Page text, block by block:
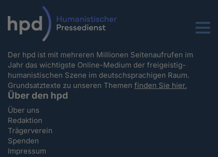
Menu
Der hpd ist mit mehreren Millionen Seitenaufrufen im
Jahr das wichtigste Online-Medium der freigeistig-
humanistischen Szene im deutschsprachigen Raum.
Grundsatztexte zu unseren Themenfinden Sie hier.
Über den hpd
Über uns
Redaktion
Trägerverein
Spenden
Impressum